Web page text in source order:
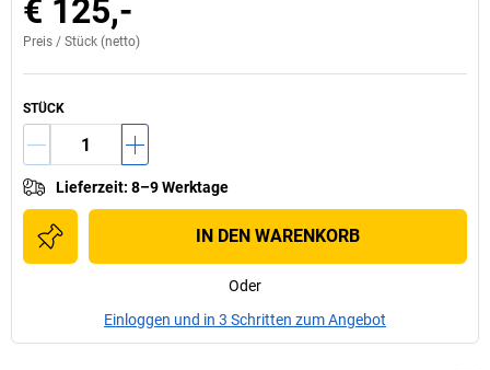
€ 125,-
Preis / Stück (netto)
STÜCK
Lieferzeit: 8–9 Werktage
IN DEN WARENKORB
Oder
Einloggen und in 3 Schritten zum Angebot